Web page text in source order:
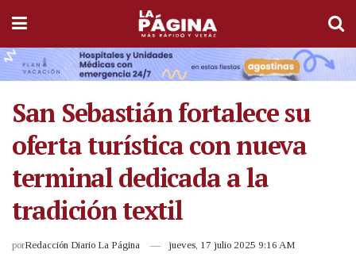
San Sebastián fortalece su
oferta turística con nueva
terminal dedicada a la
tradición textil
porRedacción Diario La Página jueves, 17 julio 2025 9:16 AM